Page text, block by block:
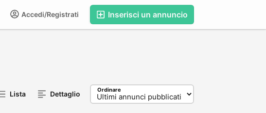
Inserisci un annuncio
Accedi/Registrati
Lista Dettaglio Ordinare